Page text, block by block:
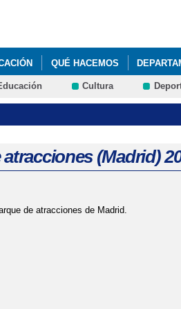
QUÉ HACEMOS
Cultura
(Madrid)
de atracciones de Madrid.